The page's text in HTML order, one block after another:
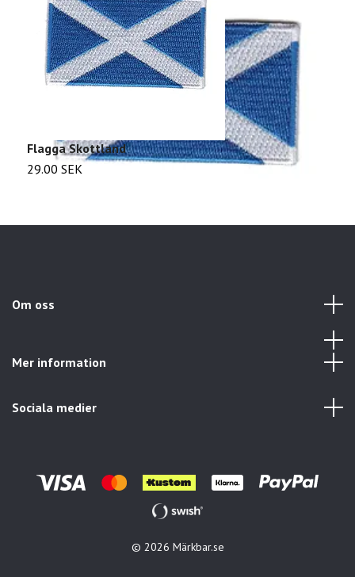
Flagga Skottland
29.00 SEK
Om oss
Mer information
Sociala medier
© 2026 Märkbar.se